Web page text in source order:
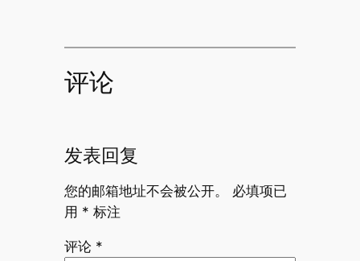
评论
发表回复
您的邮箱地址不会被公开。
必填项已
用 * 标注
评论 *